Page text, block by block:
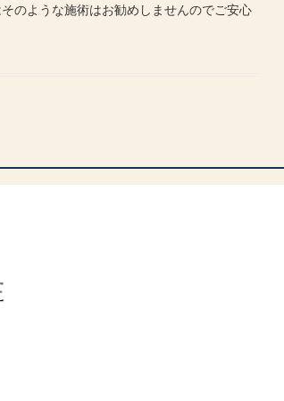
のような施術はお勧めしませんのでご安心